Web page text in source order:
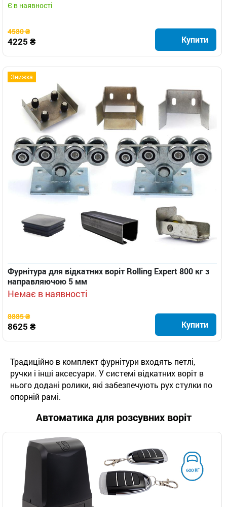
Є в наявності
4580 ₴
4225 ₴ Купити
Знижка
Фурнітура для відкатних воріт Rolling Expert 800 кг з
направляючою 5 мм
Немає в наявності
8885 ₴
8625 ₴ Купити
Традиційно в комплект фурнітури входять петлі,
ручки і інші аксесуари. У системі відкатних воріт в
нього додані ролики, які забезпечують рух стулки по
опорній рамі.
Автоматика для розсувних воріт